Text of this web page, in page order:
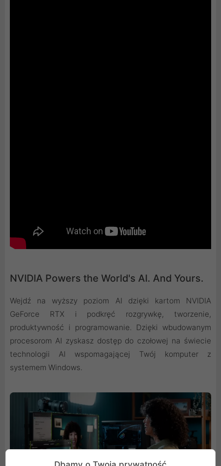
NVIDIA Powers the World's AI. And Yours.
Wejdź na wyższy poziom AI dzięki kartom NVIDIA
GeForce RTX i podkręć rozgrywkę, tworzenie,
produktywność i programowanie. Dzięki wbudowanym
procesorom AI zyskasz dostęp do czołowej na świecie
technologii AI wspomagającej Twój komputer z
systemem Windows.